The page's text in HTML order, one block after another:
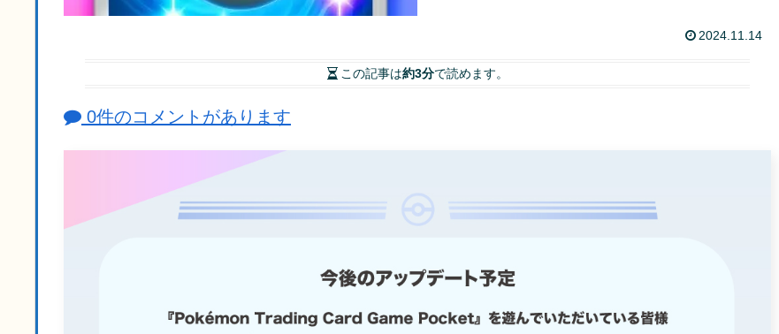
2024.11.14
この記事は約3分で読めます。
0件のコメントがあります